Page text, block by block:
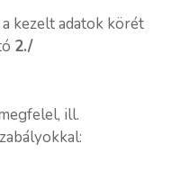
kezelt adatok körét
2./
ill.